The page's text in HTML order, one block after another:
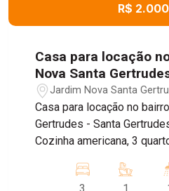
R$
Casa para locação
Nova Santa
Gertrudes/SP
Jardim Nova Santa
Gertrudes/SP
Casa para locação no
Gertrudes - Santa
Cozinha americana, 3
para 2 carros com portão